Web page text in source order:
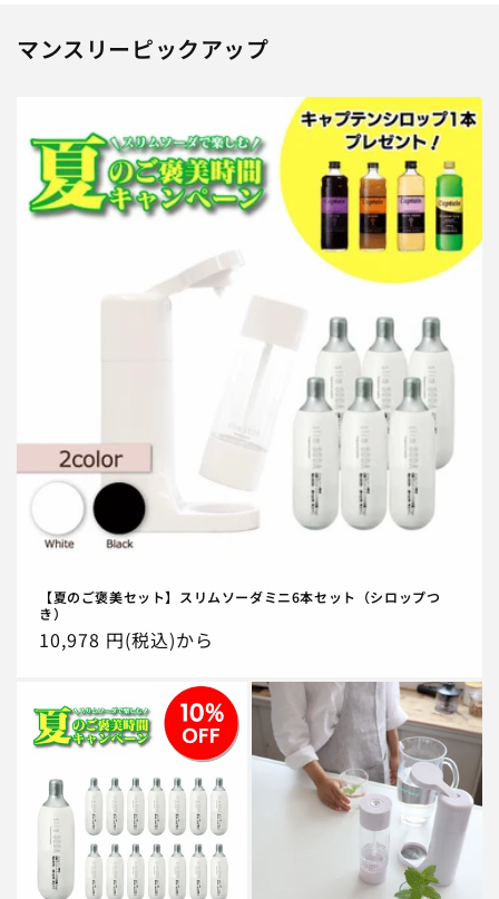
マンスリーピックアップ
【夏のご褒美セット】スリムソーダミニ6本セット（シロップつ
き）
通
格
10,978 円(税込)から